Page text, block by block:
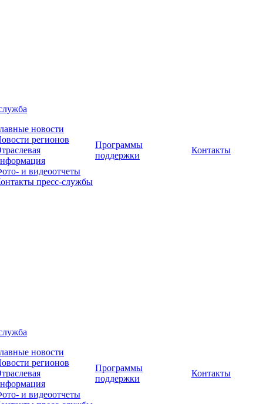
новости
регионов
и видеоотчеты
пресс-службы
Программы
поддержки
Контакты
новости
регионов
и видеоотчеты
Программы
поддержки
Контакты